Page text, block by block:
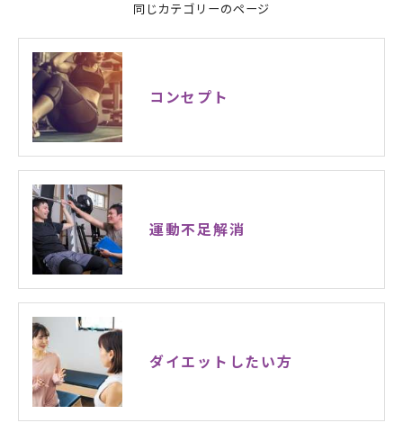
同じカテゴリーのページ
コンセプト
運動不足解消
ダイエットしたい方